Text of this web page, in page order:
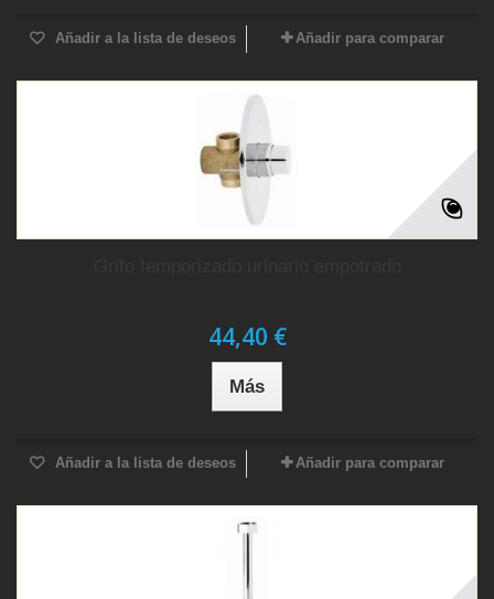
Añadir a la lista de deseos Añadir para comparar
44,40 €
Más
Añadir a la lista de deseos Añadir para comparar